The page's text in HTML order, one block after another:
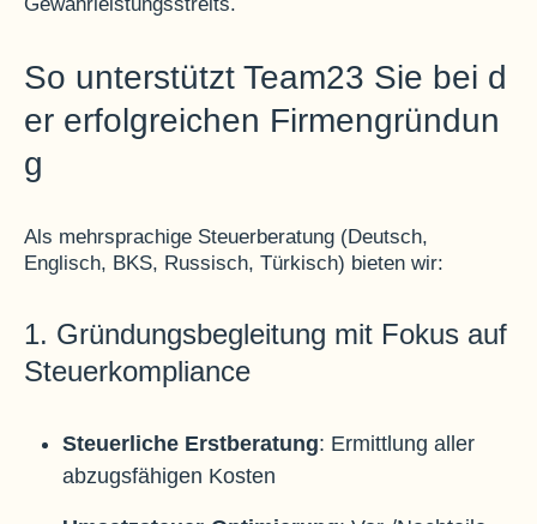
So unterstützt Team23 Sie bei d
er erfolgreichen Firmengründun
g
Als mehrsprachige Steuerberatung (Deutsch,
Englisch, BKS, Russisch, Türkisch) bieten wir:
1. Gründungsbegleitung mit Fokus auf
Steuerkompliance
Steuerliche Erstberatung: Ermittlung aller
abzugsfähigen Kosten